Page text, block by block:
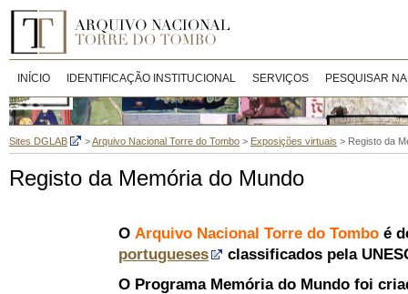
INÍCIO IDENTIFICAÇÃO INSTITUCIONAL SERVIÇOS PESQUISAR
Sites DGLAB >Arquivo Nacional Torre do Tombo > Exposições virtuais > Registo da
Registo da Memória do Mundo
OArquivo Nacional Torre do Tombo é
portugueses
classificados pela
O Programa Memória do Mundo foi